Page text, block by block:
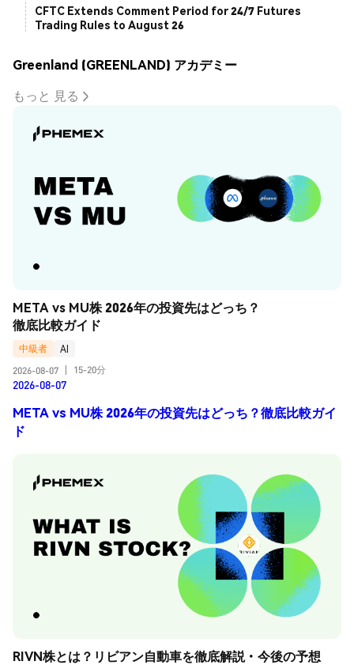
CFTC Extends Comment Period for 24/7 Futures
Trading Rules to August 26
Greenland (GREENLAND) アカデミー
もっと 見る
META vs MU株 2026年の投資先はどっち？
徹底比較ガイド
中級者
AI
2026-08-07
15-20分
2026-08-07
META vs MU株 2026年の投資先はどっち？徹底比較ガイ
ド
RIVN株とは？リビアン自動車を徹底解説・今後の予想